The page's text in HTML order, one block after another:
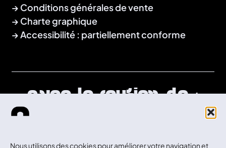
Nous utilisons des cookies pour améliorer votre navigation et
Conditions générales de vente
Charte graphique
Accessibilité : partiellement conforme
Avec le soutien de :